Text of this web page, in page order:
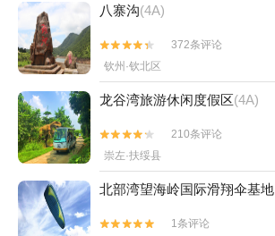
八寨沟(4A)


372条评论
钦州·钦北区
龙谷湾旅游休闲度假区(4A)


210条评论
崇左·扶绥县
北部湾望海岭国际滑翔伞基地

 1条评论